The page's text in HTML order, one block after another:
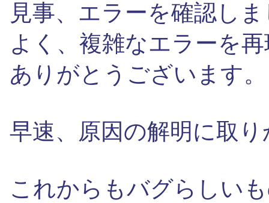
見事、エラーを確認し
よく、複雑なエラーを
ありがとうございます。
早速、原因の解明に取
これからもバグらしい